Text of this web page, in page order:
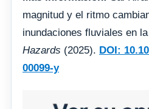
magnitud y el ritmo
inundaciones fluviales en
Hazards (2025). DOI:
00099-y